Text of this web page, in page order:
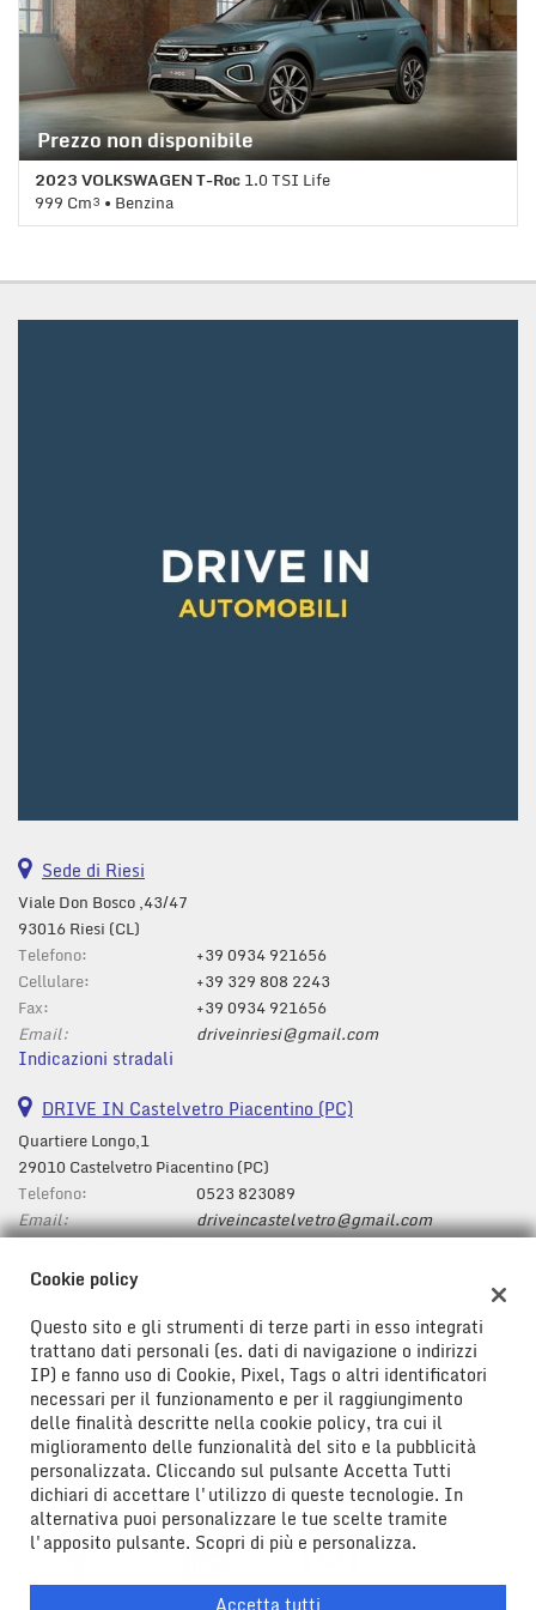
Distance Control • Sedile posteriore sdoppiato • Servosterzo •
Navigatore satellitare • Specchietti laterali elettrici
Prezzo non disponibile
2023 VOLKSWAGEN T-Roc1.0 TSI Life
999 Cm³ • Benzina
Alzacristalli elettrici • Autoradio • Bluetooth • Cerchi in lega •
Sede di Riesi
Viale Don Bosco ,43/47
93016 Riesi (CL)
Telefono:
+39 0934 921656
Cellulare:
+39 329 808 2243
Fax:
+39 0934 921656
Email:
driveinriesi@gmail.com
Indicazioni stradali
DRIVE IN Castelvetro Piacentino (PC)
Quartiere Longo,1
29010 Castelvetro Piacentino (PC)
Telefono:
0523 823089
Email:
driveincastelvetro@gmail.com
Indicazioni stradali
Dati fiscali:
Drive In Srl
Viale Don Bosco ,43/47, Riesi (CL)
C.F/P.IVA:01778580850
Registro delle imprese:CL
Cookie policy
Questo sito e gli strumenti di terze parti in esso integrati
trattano dati personali (es. dati di navigazione o indirizzi
IP) e fanno uso di Cookie, Pixel, Tags o altri identificatori
necessari per il funzionamento e per il raggiungimento
delle finalità descritte nella cookie policy, tra cui il
miglioramento delle funzionalità del sito e la pubblicità
personalizzata. Cliccando sul pulsante Accetta Tutti
dichiari di accettare l'utilizzo di queste tecnologie. In
alternativa puoi personalizzare le tue scelte tramite
l'apposito pulsante. Scopri di più e personalizza.